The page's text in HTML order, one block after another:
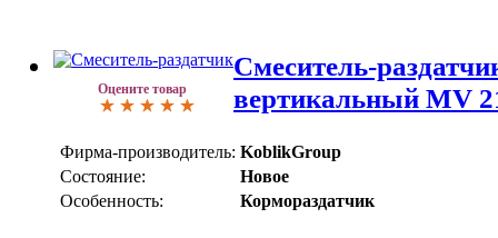
Оцените товар
Смеситель-
вертикальный MV
Фирма-производитель: KoblikGroup
Состояние:
Новое
Особенность:
Кормораздатчик